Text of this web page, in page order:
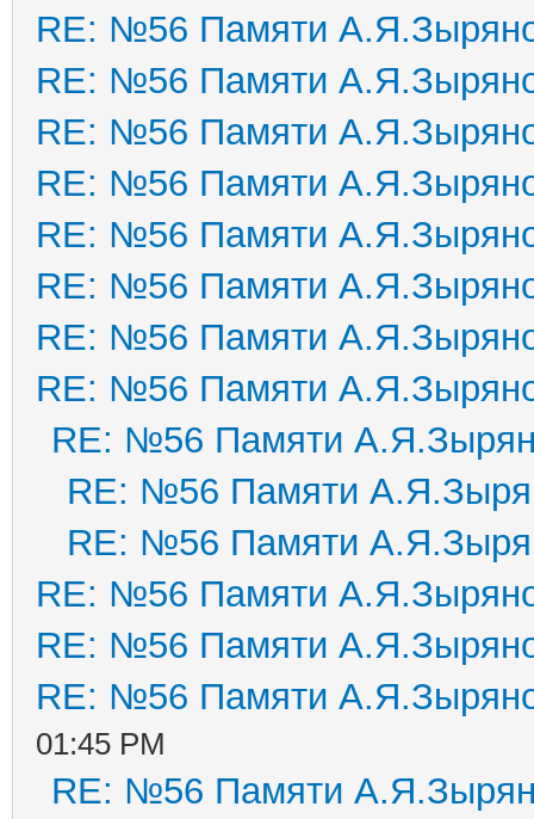
RE: №56 Памяти
RE: №56 Памяти
RE: №56 Памяти
RE: №56 Памяти
RE: №56 Памяти
RE: №56 Памяти
RE: №56 Памяти
RE: №56 Памяти
RE: №56 Памяти
RE: №56 Памяти
RE: №56 Памяти
RE: №56 Памяти
RE: №56 Памяти
RE: №56 Памяти
01:45 PM
RE: №56 Памяти